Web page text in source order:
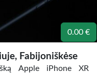
0.00 €
Fabijoniškėse
Apple iPhone XR